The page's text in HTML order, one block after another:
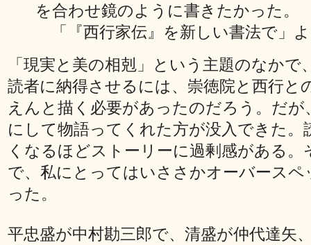
を合わせ鏡のように書きたかった。
「『西行家伝』を新しい書法で」
「現実と美の相剋」という主題のなかで
読者に納得させるには、崇徳院と西行と
えんと描く必要があったのだろう。だが
にして物語ってくれた方が没入できた。
くなるほどストーリーに過剰感がある。
で、私にとってはいささかオーバースペ
った。
平忠盛が中村勘三郎で、清盛が仲代達矢